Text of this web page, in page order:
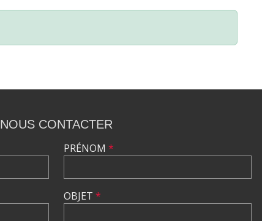
NOUS CONTACTER
PRÉNOM *
OBJET *